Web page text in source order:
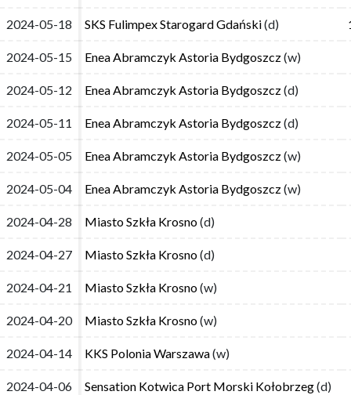
2024-05-18 SKS Fulimpex Starogard Gdański(d)
2024-05-15 Enea Abramczyk Astoria Bydgoszcz(w)
2024-05-12 Enea Abramczyk Astoria Bydgoszcz(d)
2024-05-11 Enea Abramczyk Astoria Bydgoszcz(d)
2024-05-05 Enea Abramczyk Astoria Bydgoszcz(w)
2024-05-04 Enea Abramczyk Astoria Bydgoszcz(w)
2024-04-28 Miasto Szkła Krosno(d)
2024-04-27 Miasto Szkła Krosno(d)
2024-04-21 Miasto Szkła Krosno(w)
2024-04-20 Miasto Szkła Krosno(w)
2024-04-14 KKS Polonia Warszawa(w)
2024-04-06 Sensation Kotwica Port Morski Kołobrzeg(d)
2024-05-18 SKS Fulimpex Starogard Gdański(d)
2024-05-15 Enea Abramczyk Astoria Bydgoszcz(w)
2024-05-12 Enea Abramczyk Astoria Bydgoszcz(d)
2024-05-11 Enea Abramczyk Astoria Bydgoszcz(d)
2024-05-05 Enea Abramczyk Astoria Bydgoszcz(w)
2024-05-04 Enea Abramczyk Astoria Bydgoszcz(w)
2024-04-28 Miasto Szkła Krosno(d)
2024-04-27 Miasto Szkła Krosno(d)
2024-04-21 Miasto Szkła Krosno(w)
2024-04-20 Miasto Szkła Krosno(w)
2024-04-14 KKS Polonia Warszawa(w)
2024-04-06 Sensation Kotwica Port Morski Kołobrzeg(d)